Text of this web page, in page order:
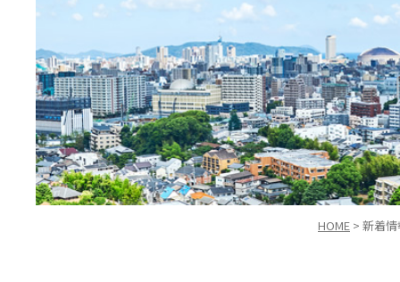
HOME > 新着